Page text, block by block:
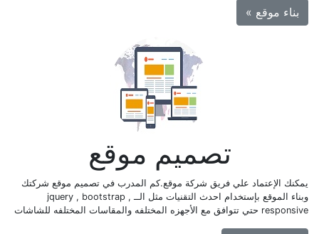
بناء موقع »
تصميم موقع
يمكنك الإعتماد علي فريق شركة موقع.كم المدرب في تصميم موقع شركتك
وبناء الموقع بإستخدام احدث التقنيات مثل الــ jquery , bootstrap ,
responsive حتي تتوافق مع الأجهزه المختلفه والمقاسات المختلفه للشاشات